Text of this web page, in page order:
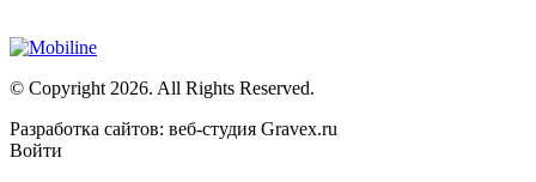
© Copyright 2026. All Rights Reserved.
Разработка сайтов: веб-студия Gravex.ru
Войти